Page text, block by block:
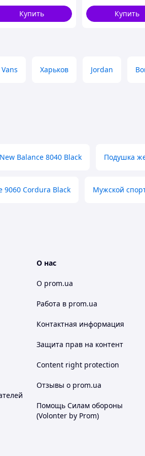
Купить
Купить
Vans Харьков Jordan
New Balance 8040 Black Подушка
9060 Cordura Black Мужской
О нас
О prom.ua
Работа в prom.ua
Контактная информация
Защита прав на контент
Content right protection
Отзывы о prom.ua
Помощь Силам обороны
(Volonter by Prom)